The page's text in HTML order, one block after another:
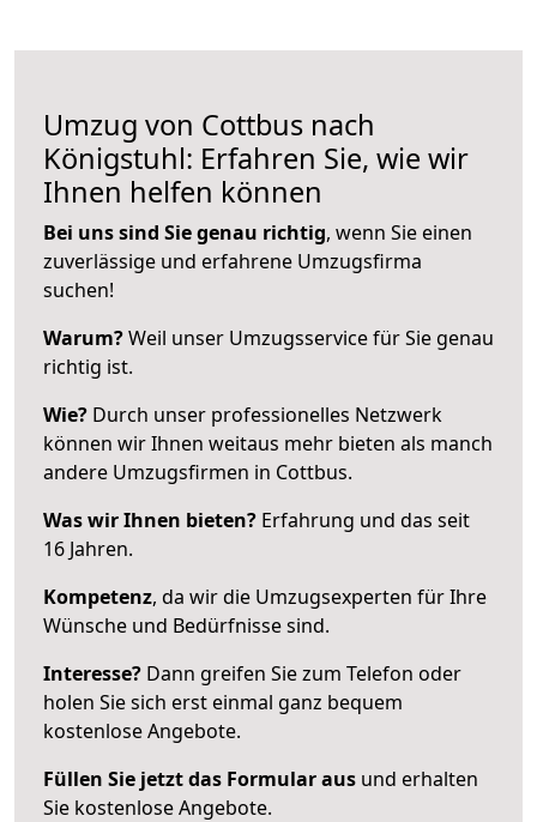
Umzug von Cottbus nach
Königstuhl: Erfahren Sie, wie wir
Ihnen helfen können
Bei uns sind Sie genau richtig, wenn Sie einen
zuverlässige und erfahrene Umzugsfirma
suchen!
Warum?Weil unser Umzugsservice für Sie genau
richtig ist.
Wie? Durch unser professionelles Netzwerk
können wir Ihnen weitaus mehr bieten als manch
andere Umzugsfirmen in Cottbus.
Was wir Ihnen bieten? Erfahrung und das seit
16 Jahren.
Kompetenz, da wir die Umzugsexperten für Ihre
Wünsche und Bedürfnisse sind.
Interesse? Dann greifen Sie zum Telefon oder
holen Sie sich erst einmal ganz bequem
kostenlose Angebote.
Füllen Sie jetzt das Formular aus und erhalten
Sie kostenlose Angebote.